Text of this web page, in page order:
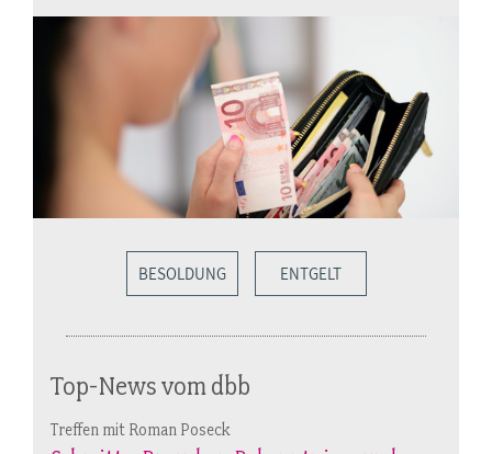
BESOLDUNG ENTGELT
Top-News vom dbb
Treffen mit Roman Poseck